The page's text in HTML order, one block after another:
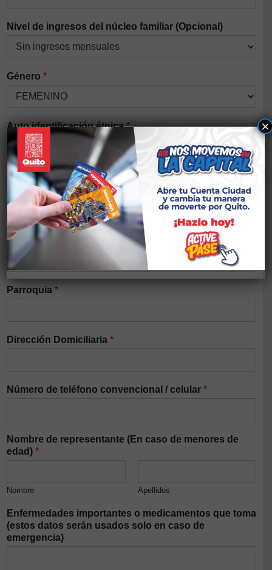
Nivel de ingresos del núcleo familiar (Opcional)
Género *
Auto identificación étnica*
Discapacidad*
Si tiene alguna discapacidad elegir el tipo
Nacionalidad
Parroquia *
Dirección Domiciliaria *
Número de teléfono convencional / celular *
Nombre de representante (En caso de menores de
edad) *
Nombre Apellidos
Enfermedades importantes o medicamentos que toma
(estos datos serán usados solo en caso de
emergencia)
×